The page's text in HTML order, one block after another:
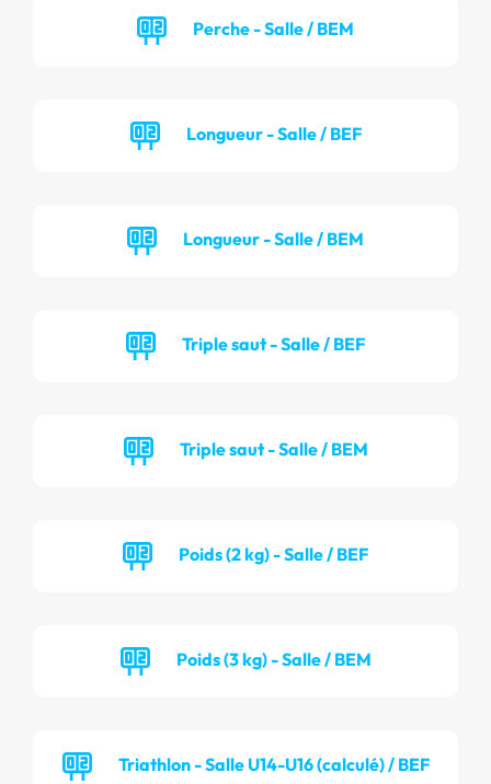
Perche - Salle / BEM
Longueur - Salle / BEF
Longueur - Salle / BEM
Triple saut - Salle / BEF
Triple saut - Salle / BEM
Poids (2 kg) - Salle / BEF
Poids (3 kg) - Salle / BEM
Triathlon - Salle U14-U16 (calculé) / BEF